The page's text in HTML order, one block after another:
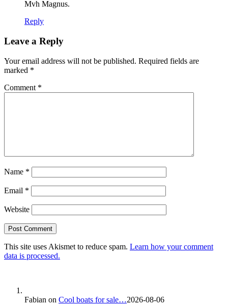
Mvh Magnus.
Reply
Leave a Reply
Your email address will not be published. Required fields are
marked *
Comment *
Name *
Email *
Website
This site uses Akismet to reduce spam. Learn how your comment
data is processed.
Fabian on Cool boats for sale…2026-08-06